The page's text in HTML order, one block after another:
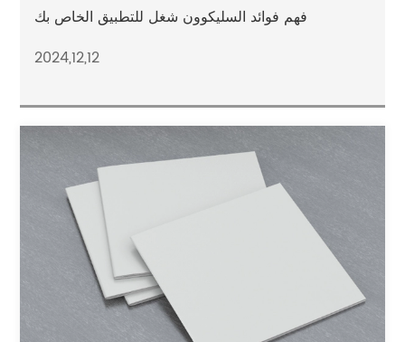
فهم فوائد السليكوون شغل للتطبيق الخاص بك
2024,12,12